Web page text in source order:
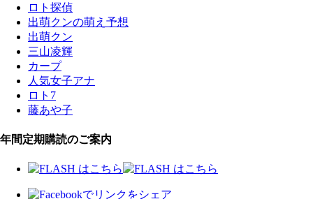
ロト探偵
出萌クンの萌え予想
出萌クン
三山凌輝
カープ
人気女子アナ
ロト7
藤あや子
年間定期購読のご案内